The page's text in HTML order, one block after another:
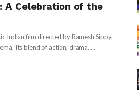
A Celebration of the
Indian film directed by Ramesh Sippy,
Its blend of action, drama, ...